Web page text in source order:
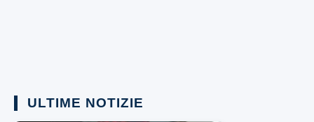
ULTIME NOTIZIE